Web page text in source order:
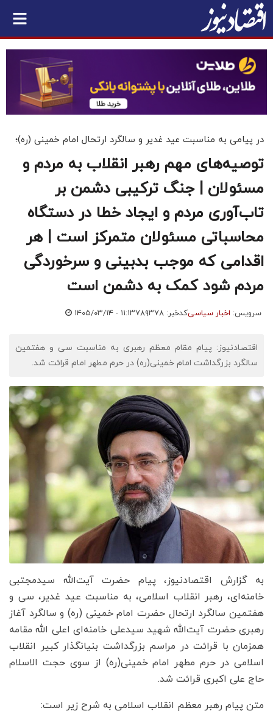
در پیامی به مناسبت عید غدیر و سالگرد ارتحال امام خمینی (ره)؛
توصیه‌های مهم رهبر انقلاب به مردم و
مسئولان | جنگ ترکیبی دشمن بر
تاب‌آوری مردم و ایجاد خطا در دستگاه
محاسباتی مسئولان متمرکز است | هر
اقدامی که موجب بدبینی و سرخوردگی
مردم شود کمک به دشمن است
سرویس: اخبار سیاسیکدخبر: ۷۸۹۳۷۸ ۱۴۰۵/۰۳/۱۴ - ۱۱:۱۳
اقتصادنیوز: پیام مقام معظم رهبری به مناسبت سی و هفتمین
سالگرد بزرگداشت امام خمینی(ره) در حرم مطهر امام قرائت شد.
به گزارش اقتصادنیوز، پیام حضرت آیت‌الله سیدمجتبی
خامنه‌ای، رهبر انقلاب اسلامی، به مناسبت عید غدیر، سی و
هفتمین سالگرد ارتحال حضرت امام خمینی (ره) و سالگرد آغاز
رهبری حضرت آیت‌الله شهید سیدعلی خامنه‌ای اعلی الله مقامه
همزمان با قرائت در مراسم بزرگداشت بنیانگذار کبیر انقلاب
اسلامی در حرم مطهر امام خمینی(ره) از سوی حجت الاسلام
حاج علی اکبری قرائت شد.
متن پیام رهبر معظم انقلاب اسلامی به شرح زیر است: